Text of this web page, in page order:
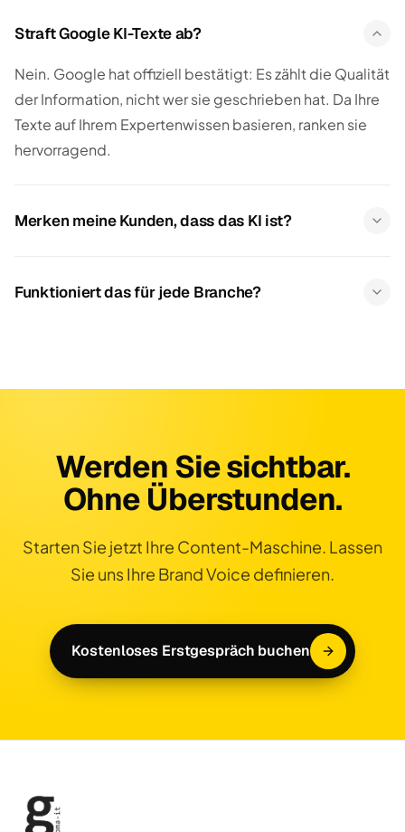
Straft Google KI-Texte ab?
Nein. Google hat offiziell bestätigt: Es zählt die Qualität
der Information, nicht wer sie geschrieben hat. Da Ihre
Texte auf Ihrem Expertenwissen basieren, ranken sie
hervorragend.
Merken meine Kunden, dass das KI ist?
Funktioniert das für jede Branche?
Werden Sie sichtbar.
Ohne Überstunden.
Starten Sie jetzt Ihre Content-Maschine. Lassen
Sie uns Ihre Brand Voice definieren.
Kostenloses Erstgespräch buchen